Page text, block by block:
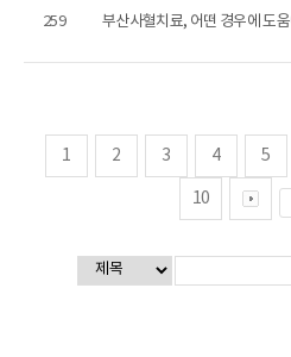
259 부산사혈치료, 어떤 경우에 도
1 2 3 4 5
10